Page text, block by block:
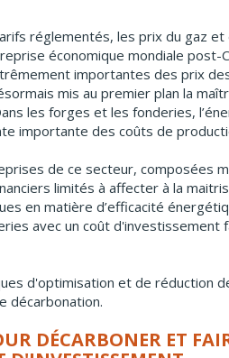
réglementés, les prix du gaz
économique mondiale
importantes des prix
mis au premier plan la
les forges et les fonderies,
importante des coûts de
de ce secteur, composées
limités à affecter à la
en matière d’efficacité
avec un coût
d'optimisation et de réduction
décarbonation.
DÉCARBONER ET